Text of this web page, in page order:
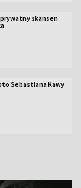
skansen
Sebastiana Kawy